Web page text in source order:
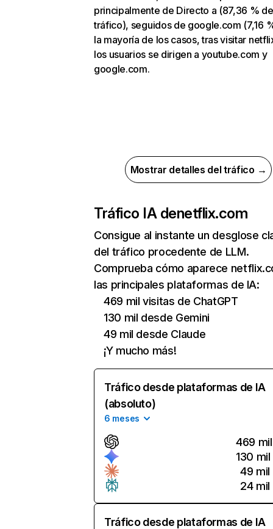
principalmente de Directo a (87,36 % de
tráfico), seguidos de google.com (7,16
la mayoría de los casos, tras visitar
los usuarios se dirigen a youtube.com y
google.com.
Mostrar detalles del tráfico →
Tráfico IA denetflix.com
Consigue al instante un desglose
del tráfico procedente de LLM.
Comprueba cómo aparece
las principales plataformas de IA:
469 mil visitas de ChatGPT
130 mil desde Gemini
49 mil desde Claude
¡Y mucho más!
Tráfico desde plataformas de IA
(absoluto)
6 meses
469 mil
130 mil
49 mil
24 mil
Tráfico desde plataformas de IA